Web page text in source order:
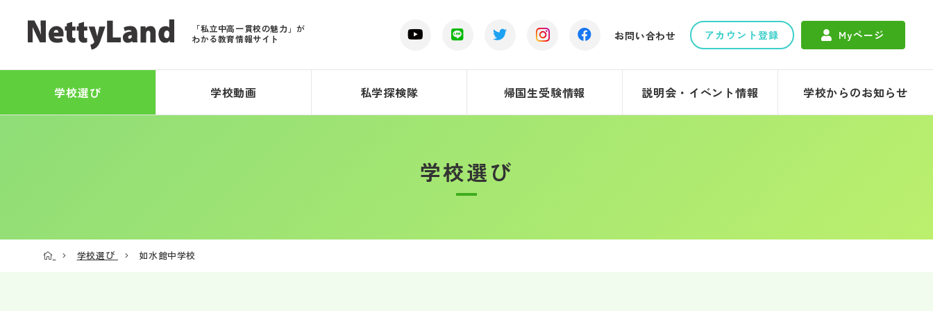
「私立中高一貫校の魅力」が
わかる教育情報サイト
お問い合わせ アカウント登録 Myページ
学校選び 学校動画 私学探検隊 帰国生受験情報 説明会・イベント情報 学校からのお知らせ
学校選び
学校選び 如水館中学校